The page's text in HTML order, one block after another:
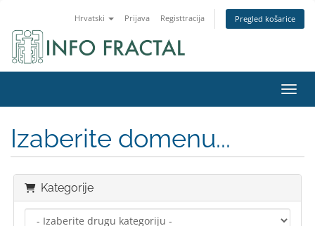
Hrvatski Prijava Registtracija Pregled košarice
Izaberite domenu...
Kategorije